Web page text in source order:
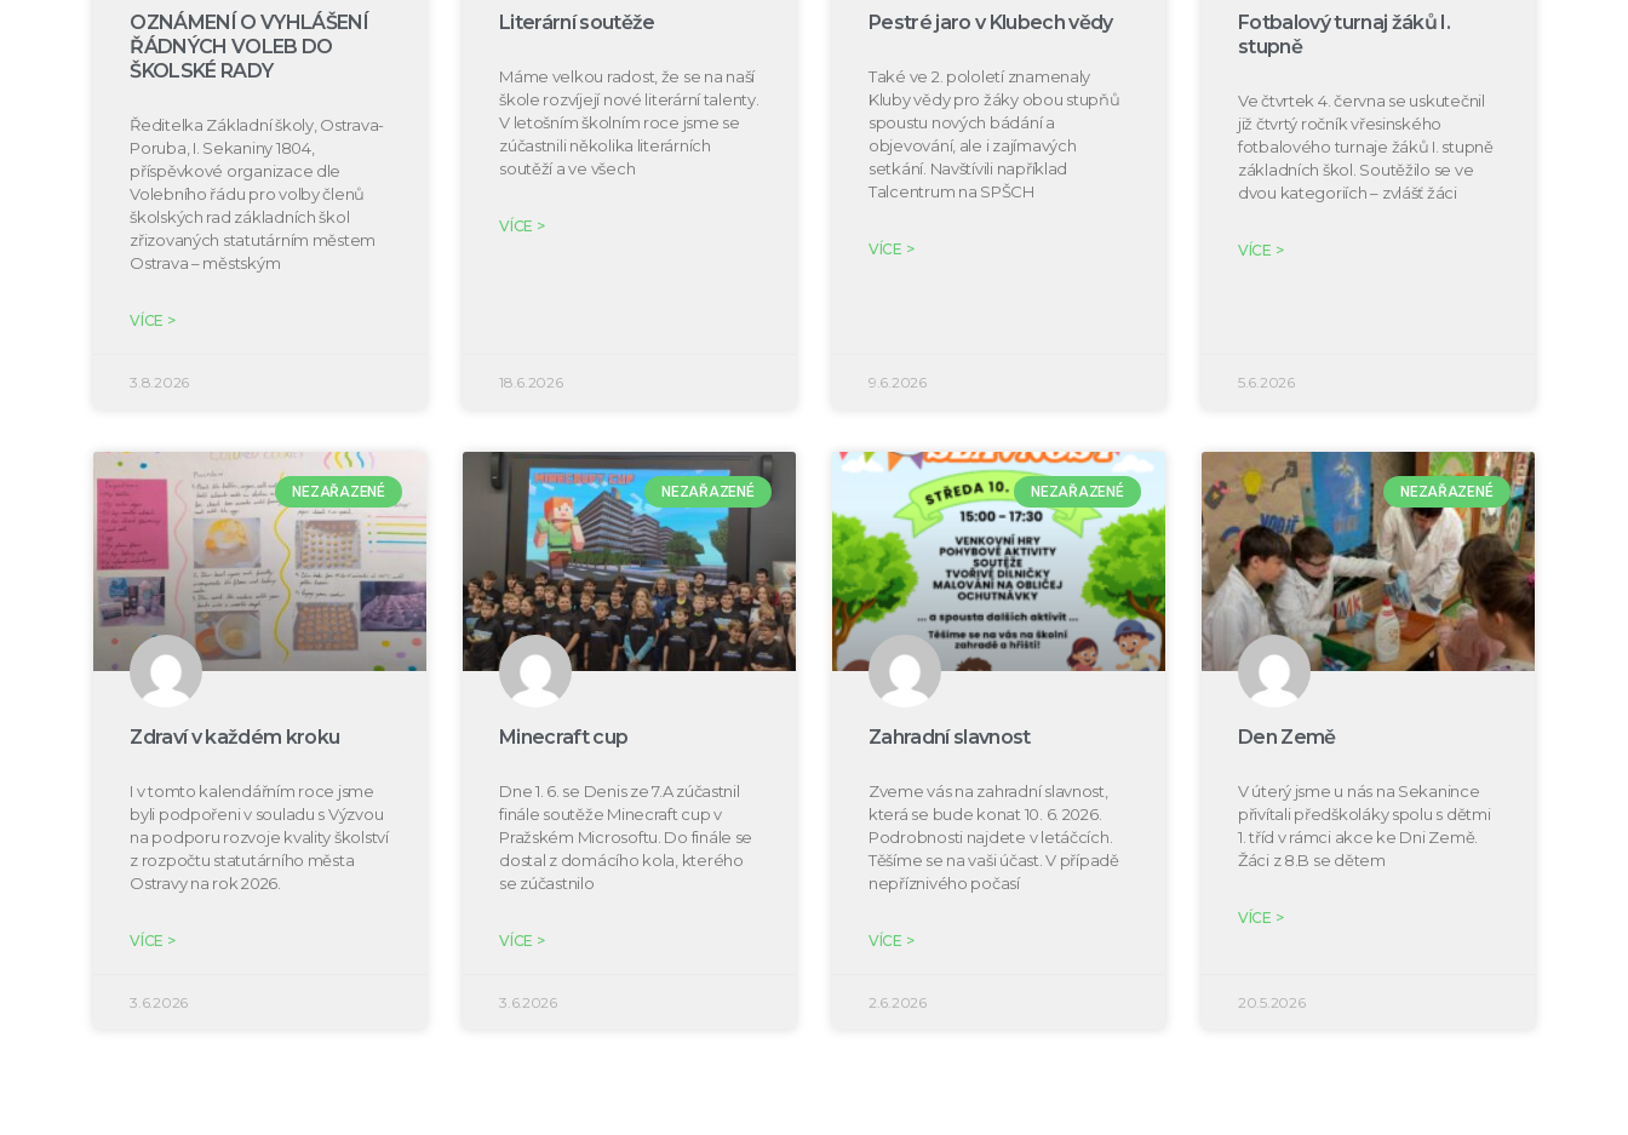
OZNÁMENÍ O VYHLÁŠENÍ
ŘÁDNÝCH VOLEB DO
ŠKOLSKÉ RADY
Ředitelka Základní školy, Ostrava-
Poruba, I. Sekaniny 1804,
příspěvkové organizace dle
Volebního řádu pro volby členů
školských rad základních škol
zřizovaných statutárním městem
Ostrava – městským
VÍCE >
3.8.2026
Literární soutěže
Máme velkou radost, že se na naší
škole rozvíjejí nové literární talenty.
V letošním školním roce jsme se
zúčastnili několika literárních
soutěží a ve všech
VÍCE >
18.6.2026
Pestré jaro v Klubech vědy
Také ve 2. pololetí znamenaly
Kluby vědy pro žáky obou stupňů
spoustu nových bádání a
objevování, ale i zajímavých
setkání. Navštívili například
Talcentrum na SPŠCH
VÍCE >
9.6.2026
Fotbalový turnaj žáků I.
stupně
Ve čtvrtek 4. června se uskutečnil
již čtvrtý ročník vřesinského
fotbalového turnaje žáků I. stupně
základních škol. Soutěžilo se ve
dvou kategoriích – zvlášť žáci
VÍCE >
5.6.2026
NEZAŘAZENÉ
Zdraví v každém kroku
I v tomto kalendářním roce jsme
byli podpořeni v souladu s Výzvou
na podporu rozvoje kvality školství
z rozpočtu statutárního města
Ostravy na rok 2026.
VÍCE >
3.6.2026
NEZAŘAZENÉ
Minecraft cup
Dne 1. 6. se Denis ze 7.A zúčastnil
finále soutěže Minecraft cup v
Pražském Microsoftu. Do finále se
dostal z domácího kola, kterého
se zúčastnilo
VÍCE >
3.6.2026
NEZAŘAZENÉ
Zahradní slavnost
Zveme vás na zahradní slavnost,
která se bude konat 10. 6. 2026.
Podrobnosti najdete v letáčcích.
Těšíme se na vaši účast. V případě
nepříznivého počasí
VÍCE >
2.6.2026
NEZAŘAZENÉ
Den Země
V úterý jsme u nás na Sekanince
přivítali předškoláky spolu s dětmi
1. tříd v rámci akce ke Dni Země.
Žáci z 8.B se dětem
VÍCE >
20.5.2026